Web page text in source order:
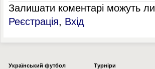
Залишати коментарі можуть
Реєстрація, Вхід
Українcький футбол
Турніри